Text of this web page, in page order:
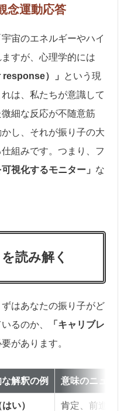
念運動応答
宙のエネルギーやハイ
すが、心理学的には
）」
という現
は、私たちが意識して
細な反応が不随意筋
し、それが振り子の大
組みです。つまり、フ
視化するモニター」 な
読み解く
はあなたの振り子がど
るのか、
「キャリブレ
があります。
解釈の例 意味のニュア
い） 肯定、前進、